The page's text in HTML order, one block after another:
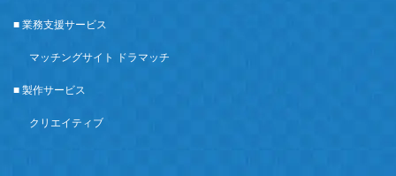
■ 業務支援サービス
マッチングサイト ドラマッチ
■ 製作サービス
クリエイティブ